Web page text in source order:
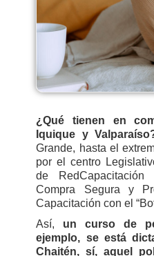
¿Qué tienen en
Iquique y
Grande, hasta el
por el centro
de
Compra Segura y
Capacitación con el
Así, un curso de
ejemplo, se está
Chaitén, sí, aquel